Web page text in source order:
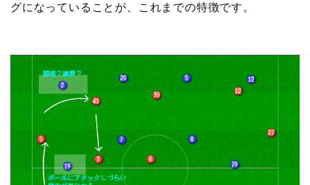
グになっていることが、これまでの特徴です。